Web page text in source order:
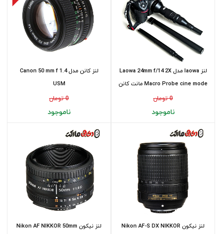
لنز کانن مدل Canon 50 mm f 1.4
USM
0 تومان
ناموجود
لنز laowa مدل Laowa 24mm f/14 2X
Macro Probe cine mode مانت کانن
0 تومان
ناموجود
لنز نیکون Nikon AF NIKKOR 50mm
لنز نیکون Nikon AF-S DX NIKKOR